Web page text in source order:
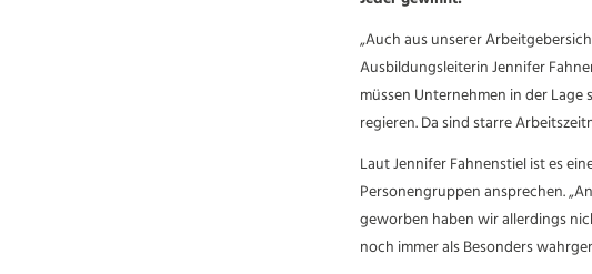
„Auch aus unserer
Ausbildungsleiterin Jennifer
müssen Unternehmen in der
regieren. Da sind starre
Laut Jennifer Fahnenstiel ist es
Personengruppen ansprechen.
geworben haben wir allerdings
noch immer als Besonders